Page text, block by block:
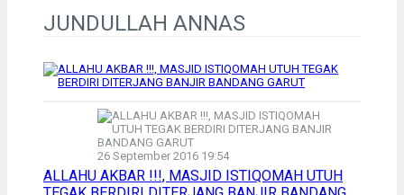
JUNDULLAH ANNAS
26 September 2016 19:54
ALLAHU AKBAR !!!, MASJID ISTIQOMAH UTUH